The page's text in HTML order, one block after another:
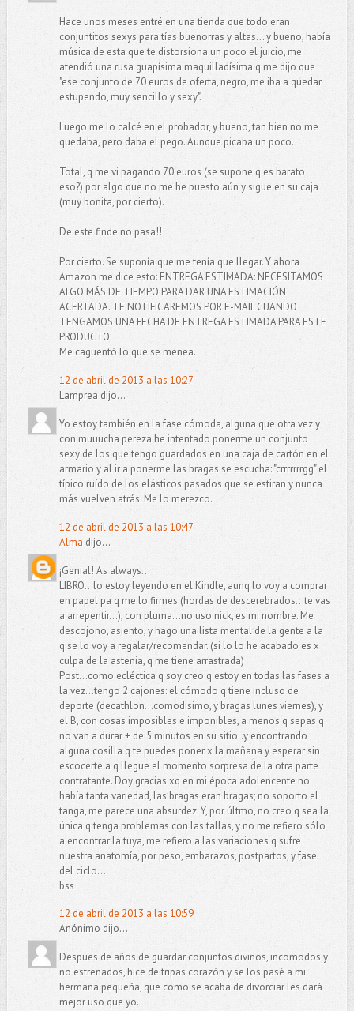
Hace unos meses entré en una tienda que todo eran
conjuntitos sexys para tías buenorras y altas... y bueno, había
música de esta que te distorsiona un poco el juicio, me
atendió una rusa guapísima maquilladísima q me dijo que
"ese conjunto de 70 euros de oferta, negro, me iba a quedar
estupendo, muy sencillo y sexy".
Luego me lo calcé en el probador, y bueno, tan bien no me
quedaba, pero daba el pego. Aunque picaba un poco...
Total, q me vi pagando 70 euros (se supone q es barato
eso?) por algo que no me he puesto aún y sigue en su caja
(muy bonita, por cierto).
De este finde no pasa!!
Por cierto. Se suponía que me tenía que llegar. Y ahora
Amazon me dice esto: ENTREGA ESTIMADA: NECESITAMOS
ALGO MÁS DE TIEMPO PARA DAR UNA ESTIMACIÓN
ACERTADA. TE NOTIFICAREMOS POR E-MAIL CUANDO
TENGAMOS UNA FECHA DE ENTREGA ESTIMADA PARA ESTE
PRODUCTO.
Me cagüentó lo que se menea.
12 de abril de 2013 a las 10:27
Lamprea dijo...
Yo estoy también en la fase cómoda, alguna que otra vez y
con muuucha pereza he intentado ponerme un conjunto
sexy de los que tengo guardados en una caja de cartón en el
armario y al ir a ponerme las bragas se escucha: "crrrrrrrgg" el
típico ruído de los elásticos pasados que se estiran y nunca
más vuelven atrás. Me lo merezco.
12 de abril de 2013 a las 10:47
Alma dijo...
¡Genial! As always...
LIBRO...lo estoy leyendo en el Kindle, aunq lo voy a comprar
en papel pa q me lo firmes (hordas de descerebrados...te vas
a arrepentir...), con pluma...no uso nick, es mi nombre. Me
descojono, asiento, y hago una lista mental de la gente a la
q se lo voy a regalar/recomendar. (si lo lo he acabado es x
culpa de la astenia, q me tiene arrastrada)
Post...como ecléctica q soy creo q estoy en todas las fases a
la vez...tengo 2 cajones: el cómodo q tiene incluso de
deporte (decathlon...comodisimo, y bragas lunes viernes), y
el B, con cosas imposibles e imponibles, a menos q sepas q
no van a durar + de 5 minutos en su sitio..y encontrando
alguna cosilla q te puedes poner x la mañana y esperar sin
escocerte a q llegue el momento sorpresa de la otra parte
contratante. Doy gracias xq en mi época adolencente no
había tanta variedad, las bragas eran bragas; no soporto el
tanga, me parece una absurdez. Y, por últmo, no creo q sea la
única q tenga problemas con las tallas, y no me refiero sólo
a encontrar la tuya, me refiero a las variaciones q sufre
nuestra anatomía, por peso, embarazos, postpartos, y fase
del ciclo...
bss
12 de abril de 2013 a las 10:59
Anónimo dijo...
Despues de años de guardar conjuntos divinos, incomodos y
no estrenados, hice de tripas corazón y se los pasé a mi
hermana pequeña, que como se acaba de divorciar les dará
mejor uso que yo.